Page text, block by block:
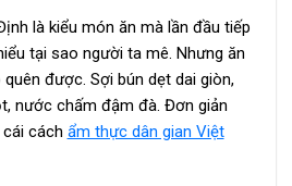
là kiểu món ăn mà lần đầu tiếp
tại sao người ta mê. Nhưng ăn
được. Sợi bún dẹt dai giòn,
nước chấm đậm đà. Đơn giản
cách ẩm thực dân gian Việt